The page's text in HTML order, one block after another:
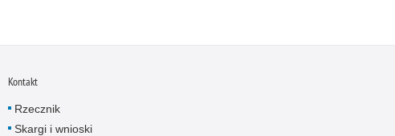
Nielegalny handel farmaceutykami
Kontakt
Rzecznik
Skargi i wnioski